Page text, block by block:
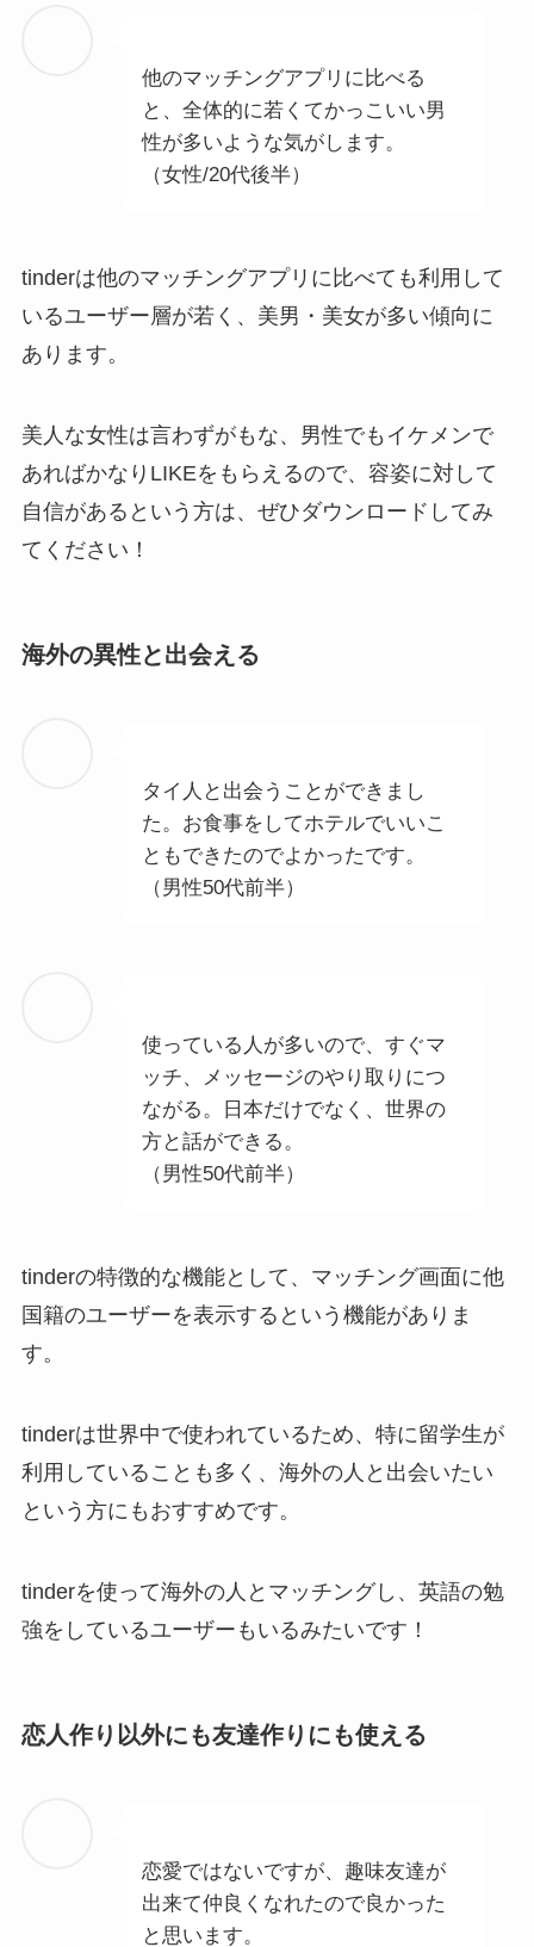
他のマッチングアプリに比べる
と、全体的に若くてかっこいい男
性が多いような気がします。
（女性/20代後半）
tinderは他のマッチングアプリに比べても利用して
いるユーザー層が若く、美男・美女が多い傾向に
あります。
美人な女性は言わずがもな、男性でもイケメンで
あればかなりLIKEをもらえるので、容姿に対して
自信があるという方は、ぜひダウンロードしてみ
てください！
海外の異性と出会える
タイ人と出会うことができまし
た。お食事をしてホテルでいいこ
ともできたのでよかったです。
（男性50代前半）
使っている人が多いので、すぐマ
ッチ、メッセージのやり取りにつ
ながる。日本だけでなく、世界の
方と話ができる。
（男性50代前半）
tinderの特徴的な機能として、マッチング画面に他
国籍のユーザーを表示するという機能がありま
す。
tinderは世界中で使われているため、特に留学生が
利用していることも多く、海外の人と出会いたい
という方にもおすすめです。
tinderを使って海外の人とマッチングし、英語の勉
強をしているユーザーもいるみたいです！
恋人作り以外にも友達作りにも使える
恋愛ではないですが、趣味友達が
出来て仲良くなれたので良かった
と思います。